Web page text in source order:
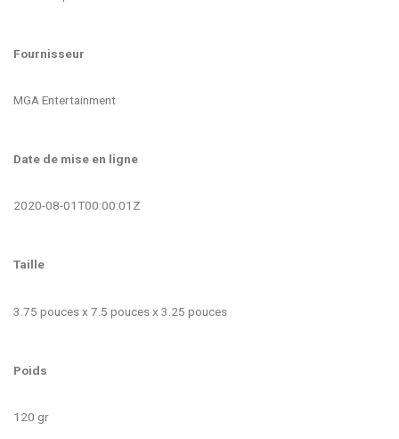
Fournisseur
MGA Entertainment
Date de mise en ligne
2020-08-01T00:00:01Z
Taille
3.75 pouces x 7.5 pouces x 3.25 pouces
Poids
120 gr